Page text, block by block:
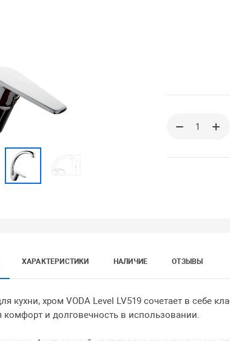
ХАРАКТЕРИСТИКИ НАЛИЧИЕ ОТЗЫВЫ
кухни, хром VODA Level LV519 сочетает в себе
комфорт и долговечность в использовании.​